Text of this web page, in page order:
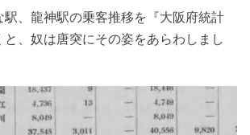
駅、龍神駅の乗客推移を『大阪府統計
、奴は唐突にその姿をあらわしまし